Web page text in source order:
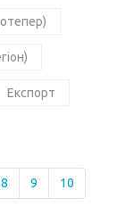
Експорт
8 9 10